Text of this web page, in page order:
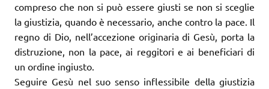
compreso che non si può essere giusti se non si sceglie
la giustizia, quando è necessario, anche contro la pace. Il
regno di Dio, nell’accezione originaria di Gesù, porta la
distruzione, non la pace, ai reggitori e ai beneficiari di
un ordine ingiusto.
Seguire Gesù nel suo senso inflessibile della giustizia